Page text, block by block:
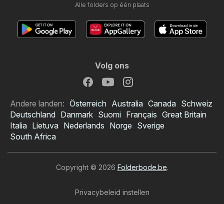
Alle folders op één plaats
Volg ons
Andere landen: Österreich Australia Canada Schweiz
Deutschland Danmark Suomi Français Great Britain
Italia Lietuva Nederlands Norge Sverige
South Africa
Copyright © 2026 Folderbode.be.
Privacybeleid instellen